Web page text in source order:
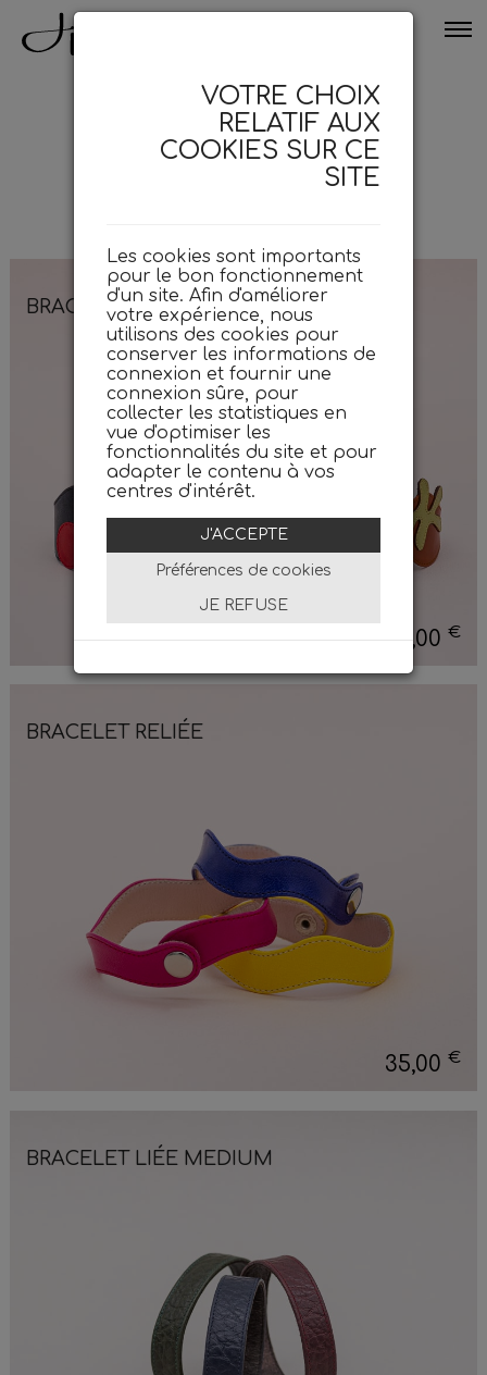
Bracelets
BRACELET ENVOLÉE
65,00€
BRACELET RELIÉE
35,00€
BRACELET LIÉE MEDIUM
VOTRE CHOIX
RELATIF AUX
COOKIES SUR CE
SITE
Les cookies sont importants
pour le bon fonctionnement
d'un site. Afin d'améliorer
votre expérience, nous
utilisons des cookies pour
conserver les informations de
connexion et fournir une
connexion sûre, pour
collecter les statistiques en
vue d'optimiser les
fonctionnalités du site et pour
adapter le contenu à vos
centres d'intérêt.
J'ACCEPTE
Préférences de cookies
JE REFUSE